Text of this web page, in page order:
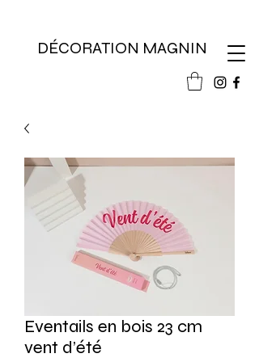
DÉCORATION MAGNIN
Eventails en bois 23 cm
vent d’été